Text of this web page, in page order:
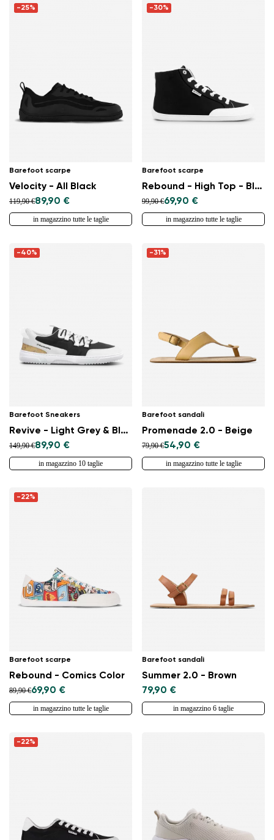
-25%
Barefoot scarpe
Velocity - All Black
119,90 €89,90 €
in magazzino tutte le taglie
-30%
Barefoot scarpe
Rebound - High Top - Black & White
99,90 €69,90 €
in magazzino tutte le taglie
-40%
Barefoot Sneakers
Revive - Light Grey & Black
149,90 €89,90 €
in magazzino 10 taglie
-31%
Barefoot sandali
Promenade 2.0 - Beige
79,90 €54,90 €
in magazzino tutte le taglie
-22%
Barefoot scarpe
Rebound - Comics Color
89,90 €69,90 €
in magazzino tutte le taglie
Barefoot sandali
Summer 2.0 - Brown
79,90 €
in magazzino 6 taglie
-22%